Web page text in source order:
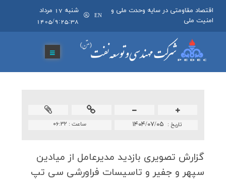
اقتصاد مقاومتی در سایه وحدت ملی و
امنیت ملی
EN
شنبه 17 مرداد
1405/9:25:38
ساعت : ۰۶:۳۲ تاريخ : ۱۴۰۴/۰۷/۰۵
گزارش تصویری بازدید مدیرعامل از میادین
سپهر و جفیر و تاسیسات فراورشی سی تپ